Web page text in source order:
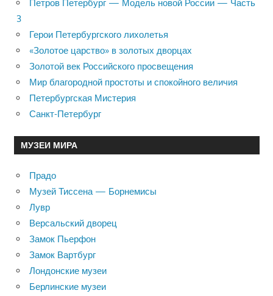
Петров Петербург — Модель новой России — Часть
3
Герои Петербургского лихолетья
«Золотое царство» в золотых дворцах
Золотой век Российского просвещения
Мир благородной простоты и спокойного величия
Петербургская Мистерия
Санкт-Петербург
МУЗЕИ МИРА
Прадо
Музей Тиссена — Борнемисы
Лувр
Версальский дворец
Замок Пьерфон
Замок Вартбург
Лондонские музеи
Берлинские музеи